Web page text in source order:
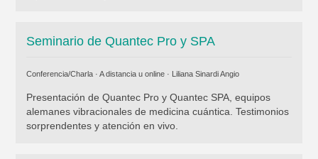
Seminario de Quantec Pro y SPA
Conferencia/Charla · A distancia u online · Liliana Sinardi Angio
Presentación de Quantec Pro y Quantec SPA, equipos
alemanes vibracionales de medicina cuántica. Testimonios
sorprendentes y atención en vivo.